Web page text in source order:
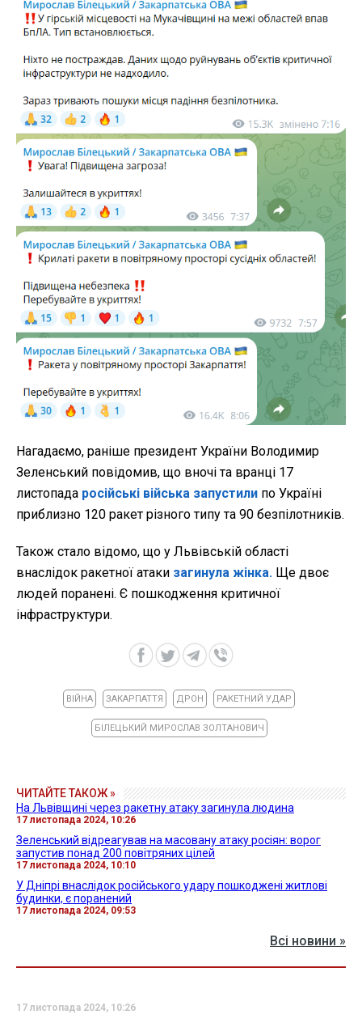
Нагадаємо, раніше президент України Володимир
Зеленський повідомив, що вночі та вранці 17
листопада російські війська запустили по Україні
приблизно 120 ракет різного типу та 90 безпілотників.
Також стало відомо, що у Львівській області
внаслідок ракетної атаки загинула жінка. Ще двоє
людей поранені. Є пошкодження критичної
інфраструктури.
ВІЙНА ЗАКАРПАТТЯ ДРОН РАКЕТНИЙ УДАР
БІЛЕЦЬКИЙ МИРОСЛАВ ЗОЛТАНОВИЧ
ЧИТАЙТЕ ТАКОЖ »
На Львівщині через ракетну атаку загинула людина
17 листопада 2024, 10:26
Зеленський відреагував на масовану атаку росіян: ворог
запустив понад 200 повітряних цілей
17 листопада 2024, 10:10
У Дніпрі внаслідок російського удару пошкоджені житлові
будинки, є поранений
17 листопада 2024, 09:53
Всі новини »
17 листопада 2024, 10:26